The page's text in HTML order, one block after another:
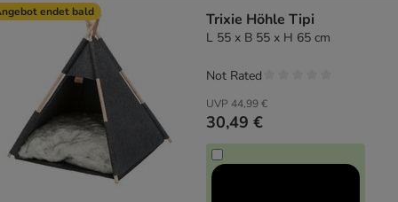
endet bald Trixie Höhle Tipi
L 55 x B 55 x H 65 cm
UVP 44,99 €
30,49 €
Not Rated